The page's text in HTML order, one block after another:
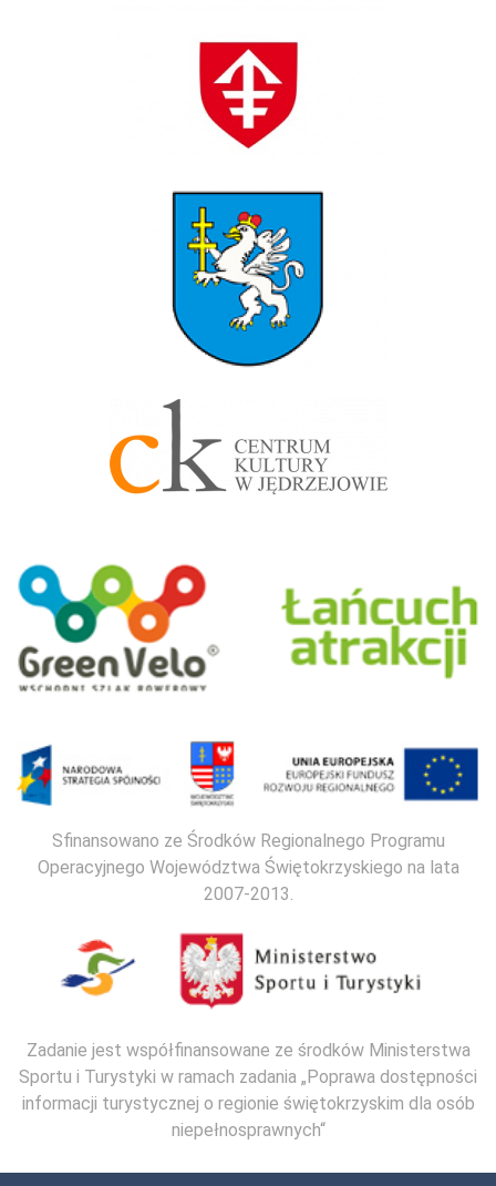
Sfinansowano ze Środków Regionalnego Programu
Operacyjnego Województwa Świętokrzyskiego na lata
2007-2013.
Zadanie jest współfinansowane ze środków Ministerstwa
Sportu i Turystyki w ramach zadania „Poprawa dostępności
informacji turystycznej o regionie świętokrzyskim dla osób
niepełnosprawnych“